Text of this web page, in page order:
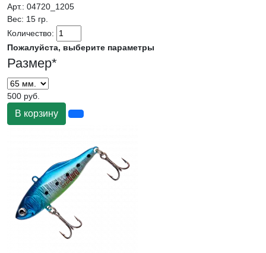
Арт.: 04720_1205
Вес: 15 гр.
Количество:
Пожалуйста, выберите параметры
Размер*
500 руб.
В корзину